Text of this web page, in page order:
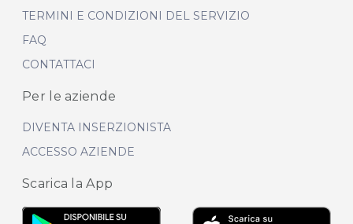
TERMINI E CONDIZIONI DEL SERVIZIO
FAQ
CONTATTACI
Per le aziende
DIVENTA INSERZIONISTA
ACCESSO AZIENDE
Scarica la App